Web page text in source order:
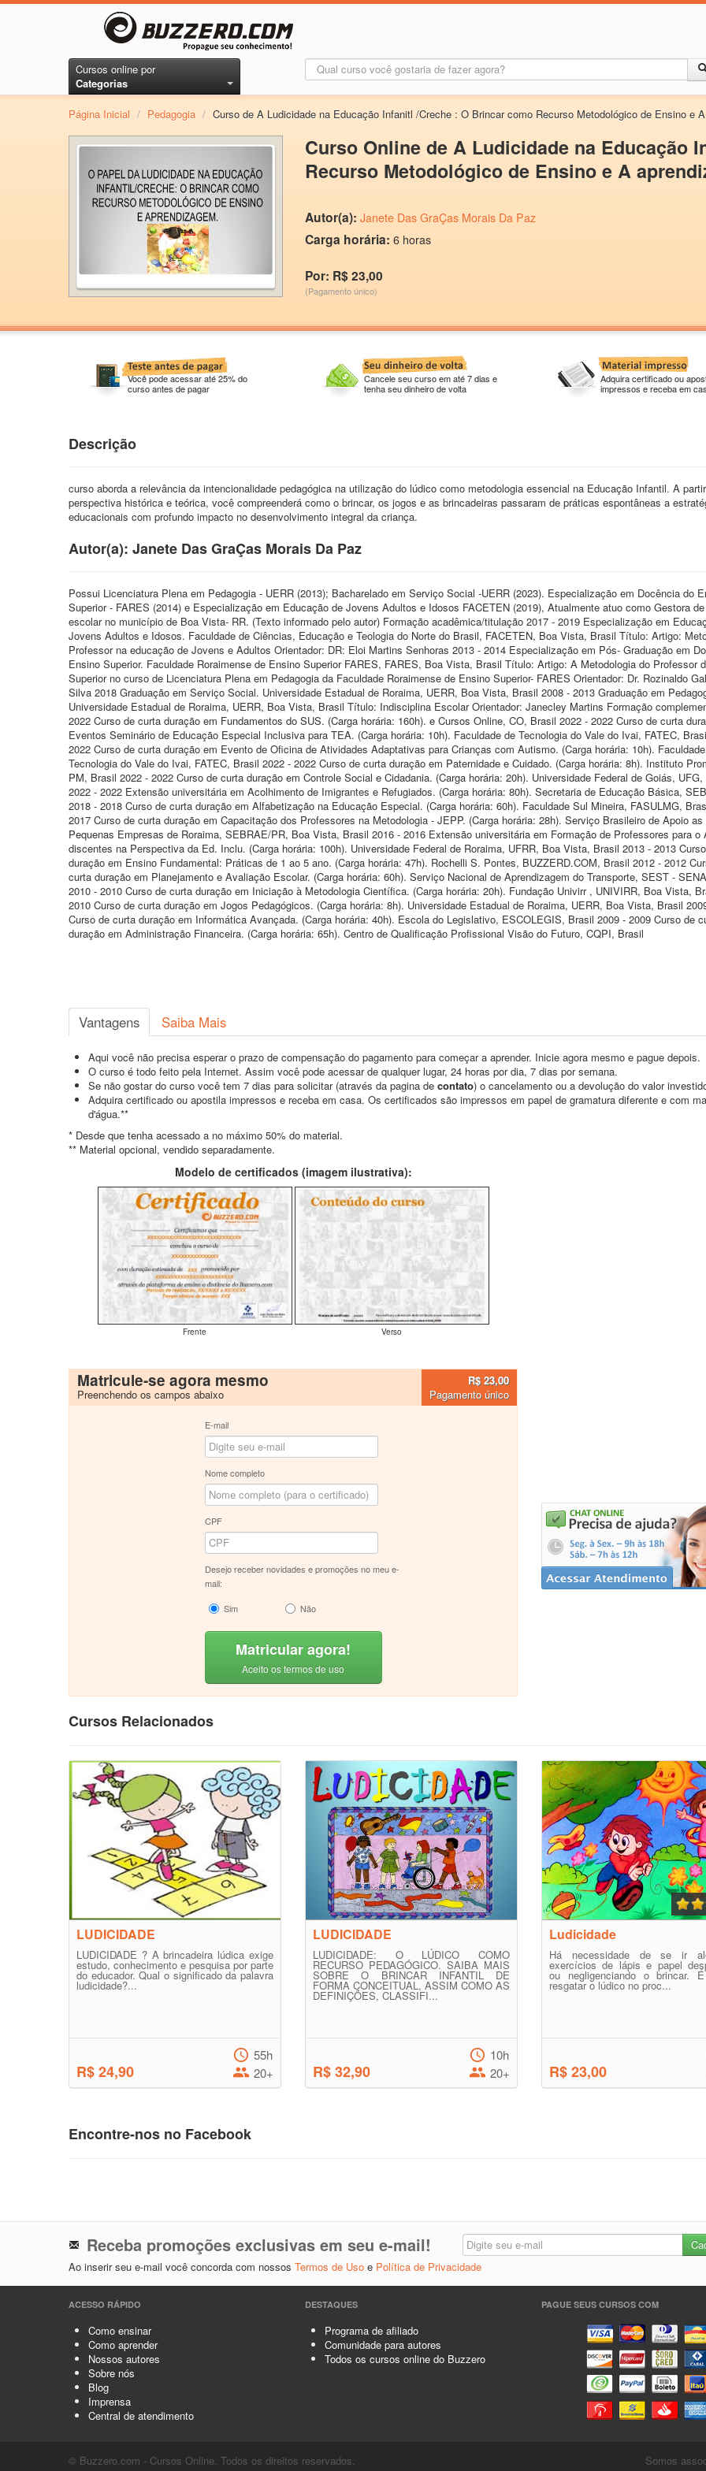
Cursos online por
Categorias
Página Inicial / Pedagogia / Curso de A Ludicidade na Educação Infanitl /Creche : O Brincar como Recurso Metodológico de Ensino e
Curso Online de A Ludicidade na Educação
Recurso Metodológico de Ensino e A
Autor(a): Janete Das GraÇas Morais Da Paz
Carga horária: 6 horas
Por: R$ 23,00
(Pagamento único)
Você pode acessar até 25% do
curso antes de pagar
Cancele seu curso em até 7 dias e
tenha seu dinheiro de volta
Adquira certificado ou
impressos e receba em
Descrição
curso aborda a relevância da intencionalidade pedagógica na utilização do lúdico como metodologia essencial na Educação Infantil. A
perspectiva histórica e teórica, você compreenderá como o brincar, os jogos e as brincadeiras passaram de práticas espontâneas a
educacionais com profundo impacto no desenvolvimento integral da criança.
Autor(a): Janete Das GraÇas Morais Da Paz
Possui Licenciatura Plena em Pedagogia - UERR (2013); Bacharelado em Serviço Social -UERR (2023). Especialização em Docência do
Superior - FARES (2014) e Especialização em Educação de Jovens Adultos e Idosos FACETEN (2019), Atualmente atuo como Gestora
escolar no município de Boa Vista- RR. (Texto informado pelo autor) Formação acadêmica/titulação 2017 - 2019 Especialização em
Jovens Adultos e Idosos. Faculdade de Ciências, Educação e Teologia do Norte do Brasil, FACETEN, Boa Vista, Brasil Título: Artigo:
Professor na educação de Jovens e Adultos Orientador: DR: Eloi Martins Senhoras 2013 - 2014 Especialização em Pós- Graduação em
Ensino Superior. Faculdade Roraimense de Ensino Superior FARES, FARES, Boa Vista, Brasil Título: Artigo: A Metodologia do Professor
Superior no curso de Licenciatura Plena em Pedagogia da Faculdade Roraimense de Ensino Superior- FARES Orientador: Dr. Rozinaldo
Silva 2018 Graduação em Serviço Social. Universidade Estadual de Roraima, UERR, Boa Vista, Brasil 2008 - 2013 Graduação em
Universidade Estadual de Roraima, UERR, Boa Vista, Brasil Título: Indisciplina Escolar Orientador: Janecley Martins Formação
2022 Curso de curta duração em Fundamentos do SUS. (Carga horária: 160h). e Cursos Online, CO, Brasil 2022 - 2022 Curso de curta
Eventos Seminário de Educação Especial Inclusiva para TEA. (Carga horária: 10h). Faculdade de Tecnologia do Vale do Ivai, FATEC,
2022 Curso de curta duração em Evento de Oficina de Atividades Adaptativas para Crianças com Autismo. (Carga horária: 10h).
Tecnologia do Vale do Ivai, FATEC, Brasil 2022 - 2022 Curso de curta duração em Paternidade e Cuidado. (Carga horária: 8h). Instituto
PM, Brasil 2022 - 2022 Curso de curta duração em Controle Social e Cidadania. (Carga horária: 20h). Universidade Federal de Goiás, UFG,
2022 - 2022 Extensão universitária em Acolhimento de Imigrantes e Refugiados. (Carga horária: 80h). Secretaria de Educação Básica,
2018 - 2018 Curso de curta duração em Alfabetização na Educação Especial. (Carga horária: 60h). Faculdade Sul Mineira, FASULMG,
2017 Curso de curta duração em Capacitação dos Professores na Metodologia - JEPP. (Carga horária: 28h). Serviço Brasileiro de Apoio
Pequenas Empresas de Roraima, SEBRAE/PR, Boa Vista, Brasil 2016 - 2016 Extensão universitária em Formação de Professores para o
discentes na Perspectiva da Ed. Inclu. (Carga horária: 100h). Universidade Federal de Roraima, UFRR, Boa Vista, Brasil 2013 - 2013
duração em Ensino Fundamental: Práticas de 1 ao 5 ano. (Carga horária: 47h). Rochelli S. Pontes, BUZZERD.COM, Brasil 2012 - 2012
curta duração em Planejamento e Avaliação Escolar. (Carga horária: 60h). Serviço Nacional de Aprendizagem do Transporte, SEST -
2010 - 2010 Curso de curta duração em Iniciação à Metodologia Científica. (Carga horária: 20h). Fundação Univirr , UNIVIRR, Boa Vista,
2010 Curso de curta duração em Jogos Pedagógicos. (Carga horária: 8h). Universidade Estadual de Roraima, UERR, Boa Vista, Brasil
Curso de curta duração em Informática Avançada. (Carga horária: 40h). Escola do Legislativo, ESCOLEGIS, Brasil 2009 - 2009 Curso de
duração em Administração Financeira. (Carga horária: 65h). Centro de Qualificação Profissional Visão do Futuro, CQPI, Brasil
Vantagens Saiba Mais
Aqui você não precisa esperar o prazo de compensação do pagamento para começar a aprender. Inicie agora mesmo e pague depois.
O curso é todo feito pela Internet. Assim você pode acessar de qualquer lugar, 24 horas por dia, 7 dias por semana.
Se não gostar do curso você tem 7 dias para solicitar (através da pagina de contato) o cancelamento ou a devolução do valor
Adquira certificado ou apostila impressos e receba em casa. Os certificados são impressos em papel de gramatura diferente e com
d'água.**
* Desde que tenha acessado a no máximo 50% do material.
** Material opcional, vendido separadamente.
Modelo de certificados (imagem ilustrativa):
Frente Verso
Matricule-se agora mesmo
Preenchendo os campos abaixo
R$ 23,00
Pagamento único
E-mail
Nome completo
CPF
Desejo receber novidades e promoções no meu e-
mail:
Sim
Não
Matricular agora!
Aceito os termos de uso
Cursos Relacionados
LUDICIDADE
LUDICIDADE ? A brincadeira lúdica exige
estudo, conhecimento e pesquisa por parte
do educador. Qual o significado da palavra
ludicidade?...
R$ 24,90
55h
20+
LUDICIDADE
LUDICIDADE: O LÚDICO COMO
RECURSO PEDAGÓGICO. SAIBA MAIS
SOBRE O BRINCAR INFANTIL DE
FORMA CONCEITUAL, ASSIM COMO AS
DEFINIÇÕES, CLASSIFI...
R$ 32,90
10h
20+
Ludicidade
Há necessidade de se ir
exercícios de lápis e papel
ou negligenciando o brincar.
resgatar o lúdico no proc...
R$ 23,00
Encontre-nos no Facebook
Receba promoções exclusivas em seu e-mail!
Ao inserir seu e-mail você concorda com nossos Termos de Uso e Política de Privacidade
ACESSO RÁPIDO
Como ensinar
Como aprender
Nossos autores
Sobre nós
Blog
Imprensa
Central de atendimento
DESTAQUES
Programa de afiliado
Comunidade para autores
Todos os cursos online do Buzzero
PAGUE SEUS CURSOS COM
© Buzzero.com - Cursos Online. Todos os direitos reservados. Somos